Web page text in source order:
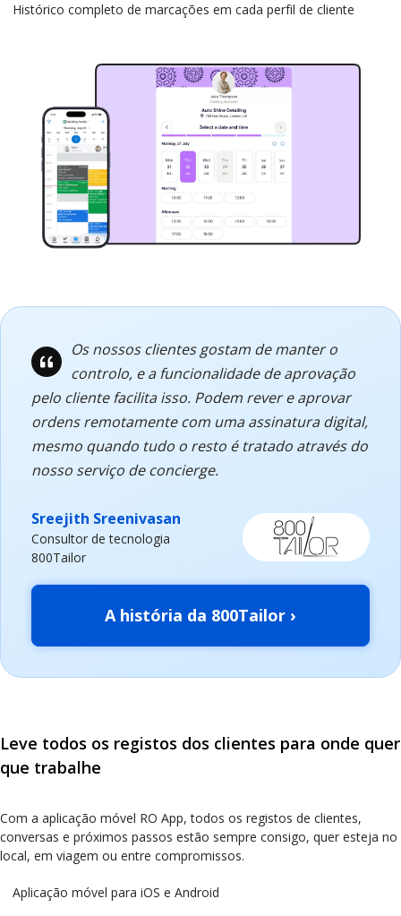
Histórico completo de marcações em cada perfil de cliente
Os nossos clientes gostam de manter o
controlo, e a funcionalidade de aprovação
pelo cliente facilita isso. Podem rever e aprovar
ordens remotamente com uma assinatura digital,
mesmo quando tudo o resto é tratado através do
nosso serviço de concierge.
Sreejith Sreenivasan
Consultor de tecnologia
800Tailor
A história da 800Tailor ›
Leve todos os registos dos clientes para onde quer
que trabalhe
Com a aplicação móvel RO App, todos os registos de clientes,
conversas e próximos passos estão sempre consigo, quer esteja no
local, em viagem ou entre compromissos.
Aplicação móvel para iOS e Android